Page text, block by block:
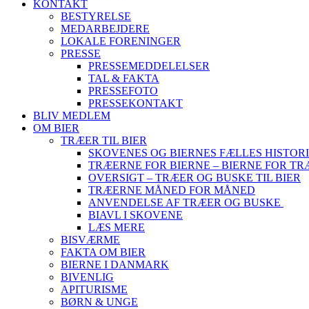
KONTAKT
BESTYRELSE
MEDARBEJDERE
LOKALE FORENINGER
PRESSE
PRESSEMEDDELELSER
TAL & FAKTA
PRESSEFOTO
PRESSEKONTAKT
BLIV MEDLEM
OM BIER
TRÆER TIL BIER
SKOVENES OG BIERNES FÆLLES
TRÆERNE FOR BIERNE – BIERNE FOR
OVERSIGT – TRÆER OG BUSKE TIL BIER
TRÆERNE MÅNED FOR MÅNED
ANVENDELSE AF TRÆER OG BUSKE
BIAVL I SKOVENE
LÆS MERE
BISVÆRME
FAKTA OM BIER
BIERNE I DANMARK
BIVENLIG
APITURISME
BØRN & UNGE